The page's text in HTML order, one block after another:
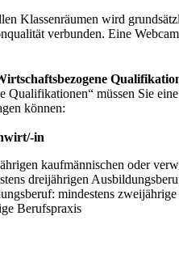
Klassenräumen wird
verbunden. Eine
müssen Sie
können:
in
kaufmännischen oder
dreijährigen
mindestens
Berufspraxis